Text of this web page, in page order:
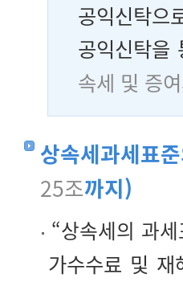
공익신탁으
공익신탁을
속세 및 증
상속세과세표
25조까지)
“상속세의 과
가수수료 및 재